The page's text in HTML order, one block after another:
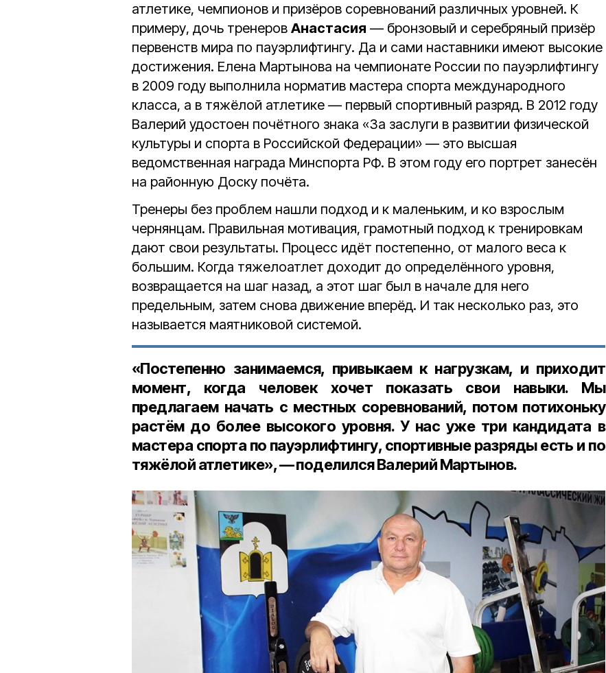
атлетике, чемпионов и призёров соревнований различных уровней. К
примеру, дочь тренеров Анастасия — бронзовый и серебряный призёр
первенств мира по пауэрлифтингу. Да и сами наставники имеют высокие
достижения. Елена Мартынова на чемпионате России по пауэрлифтингу
в 2009 году выполнила норматив мастера спорта международного
класса, а в тяжёлой атлетике — первый спортивный разряд. В 2012 году
Валерий удостоен почётного знака «За заслуги в развитии физической
культуры и спорта в Российской Федерации» — это высшая
ведомственная награда Минспорта РФ. В этом году его портрет занесён
на районную Доску почёта.
Тренеры без проблем нашли подход и к маленьким, и ко взрослым
чернянцам. Правильная мотивация, грамотный подход к тренировкам
дают свои результаты. Процесс идёт постепенно, от малого веса к
большим. Когда тяжелоатлет доходит до определённого уровня,
возвращается на шаг назад, а этот шаг был в начале для него
предельным, затем снова движение вперёд. И так несколько раз, это
называется маятниковой системой.
«Постепенно занимаемся, привыкаем к нагрузкам, и приходит
момент, когда человек хочет показать свои навыки. Мы
предлагаем начать с местных соревнований, потом потихоньку
растём до более высокого уровня. У нас уже три кандидата в
мастера спорта по пауэрлифтингу, спортивные разряды есть и по
тяжёлой атлетике», — поделился Валерий Мартынов.